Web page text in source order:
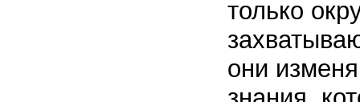
только
они